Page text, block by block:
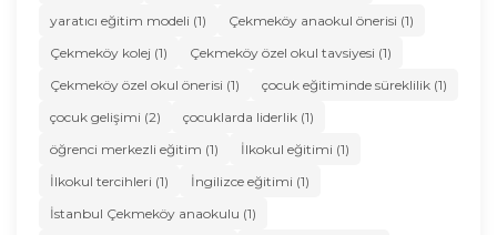
yaratıcı eğitim modeli (1)
Çekmeköy anaokul önerisi (1)
Çekmeköy kolej (1)
Çekmeköy özel okul tavsiyesi (1)
Çekmeköy özel okul önerisi (1)
çocuk eğitiminde süreklilik (1)
çocuk gelişimi (2)
çocuklarda liderlik (1)
öğrenci merkezli eğitim (1)
İlkokul eğitimi (1)
İlkokul tercihleri (1)
İngilizce eğitimi (1)
İstanbul Çekmeköy anaokulu (1)